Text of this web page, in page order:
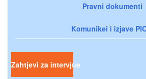
Pravni dokumenti
Komunikei i izjave
Zahtjevi za intervjue